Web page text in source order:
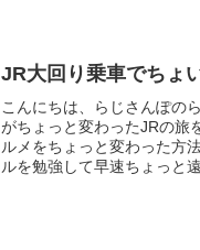
JR大回り乗車でちょ
こんにちは、らじさんぽの
がちょっと変わったJRの旅
ルメをちょっと変わった方
ルを勉強して早速ちょっと